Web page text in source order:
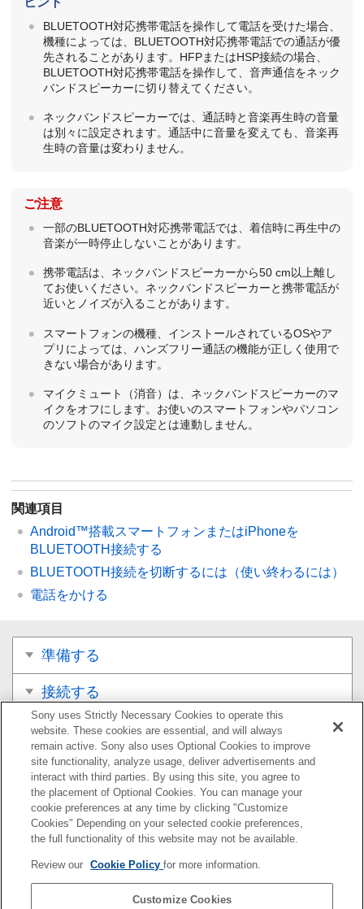
BLUETOOTH対応携帯電話を操作して電話を受けた場合、
機種によっては、BLUETOOTH対応携帯電話での通話が優
先されることがあります。HFPまたはHSP接続の場合、
BLUETOOTH対応携帯電話を操作して、音声通信をネック
バンドスピーカーに切り替えてください。
ネックバンドスピーカーでは、通話時と音楽再生時の音量
は別々に設定されます。通話中に音量を変えても、音楽再
生時の音量は変わりません。
ご注意
一部のBLUETOOTH対応携帯電話では、着信時に再生中の
音楽が一時停止しないことがあります。
携帯電話は、ネックバンドスピーカーから50 cm以上離し
てお使いください。ネックバンドスピーカーと携帯電話が
近いとノイズが入ることがあります。
スマートフォンの機種、インストールされているOSやア
プリによっては、ハンズフリー通話の機能が正しく使用で
きない場合があります。
マイクミュート（消音）は、ネックバンドスピーカーのマ
イクをオフにします。お使いのスマートフォンやパソコン
のソフトのマイク設定とは連動しません。
関連項目
Android™搭載スマートフォンまたはiPhoneを
BLUETOOTH接続する
BLUETOOTH接続を切断するには（使い終わるには）
電話をかける
準備する
接続する
音楽を聞く
通話する
パソコンでビデオ通話する
電話を受ける
電話をかける
Sony uses Strictly Necessary Cookies to operate this
website. These cookies are essential, and will always
remain active. Sony also uses Optional Cookies to improve
site functionality, analyze usage, deliver advertisements and
interact with third parties. By using this site, you agree to
the placement of Optional Cookies. You can manage your
cookie preferences at any time by clicking "Customize
Cookies" Depending on your selected cookie preferences,
the full functionality of this website may not be available.
Review our Cookie Policyfor more information.
Customize Cookies